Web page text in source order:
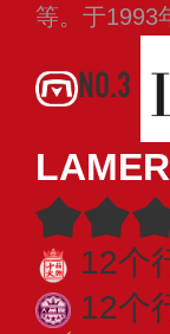
等。于1993
NO.3
12个
12个